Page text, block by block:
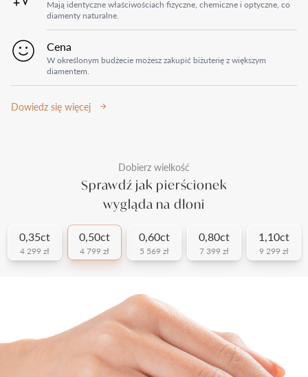
Mają identyczne właściwościach fizyczne, chemiczne i optyczne, co
diamenty naturalne.
Cena
W określonym budżecie możesz zakupić biżuterię z większym
diamentem.
Dowiedz się więcej
Dobierz wielkość
Sprawdź jak pierścionek
wygląda na dłoni
0,35ct
4 299 zł
0,50ct
4 799 zł
0,60ct
5 569 zł
0,80ct
7 399 zł
1,10ct
9 299 zł